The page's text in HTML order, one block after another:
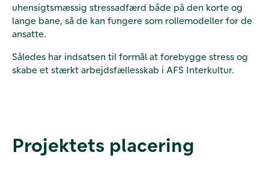
uhensigtsmæssig stressadfærd både på den korte og
lange bane, så de kan fungere som rollemodeller for de
ansatte.
Således har indsatsen til formål at forebygge stress og
skabe et stærkt arbejdsfællesskab i AFS Interkultur.
Projektets placering